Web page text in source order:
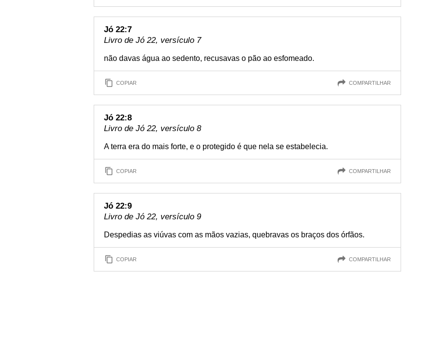
Jó 22:7
Livro de Jó 22, versículo 7
não davas água ao sedento, recusavas o pão ao esfomeado.
COPIAR COMPARTILHAR
Jó 22:8
Livro de Jó 22, versículo 8
A terra era do mais forte, e o protegido é que nela se estabelecia.
COPIAR COMPARTILHAR
Jó 22:9
Livro de Jó 22, versículo 9
Despedias as viúvas com as mãos vazias, quebravas os braços dos órfãos.
COPIAR COMPARTILHAR